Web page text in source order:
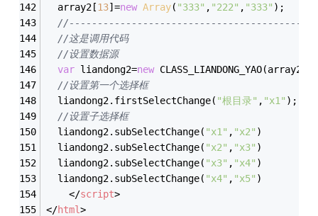
  array2[
13]=new Array( "333" , "222" , "333" );
//这是调用代码
//设置数据源
var liandong2=new CLASS_LIANDONG_YAO(array2);
//设置第一个选择框
  liandong2.firstSelectChange(
"根目录" , "x1" );
//设置子选择框
  liandong2.subSelectChange(
"x1" , "x2" )
  liandong2.subSelectChange(
"x2" , "x3" )
  liandong2.subSelectChange(
"x3" , "x4" )
  liandong2.subSelectChange(
"x4" , "x5" )
</script>
</html>